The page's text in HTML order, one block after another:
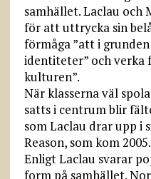
samhället. Laclau och
för att uttrycka sin
förmåga ”att i
identiteter” och verka
kulturen”.
När klasserna väl
satts i centrum blir
som Laclau drar upp i
Reason, som kom 2005.
Enligt Laclau svarar
form på samhället.